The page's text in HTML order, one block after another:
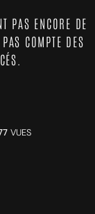
PAS ENCORE DE
COMPTE DES
VUES